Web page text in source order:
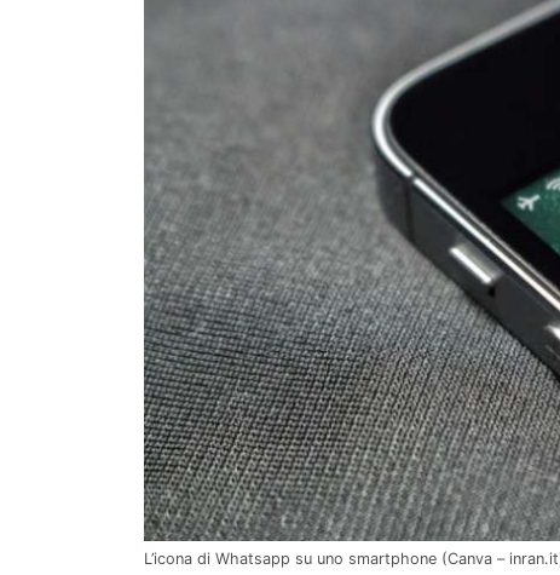
L’icona di Whatsapp su uno smartphone (Canva –